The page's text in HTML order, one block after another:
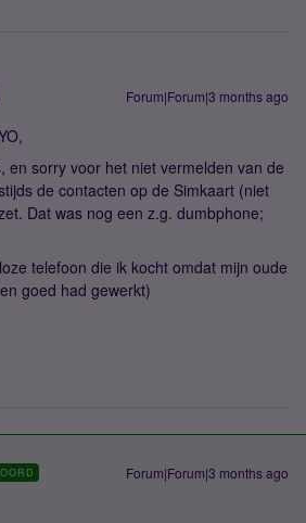
Forum|Forum|3 months ago
en sorry voor het niet vermelden van de
de contacten op de Simkaart (niet
Dat was nog een z.g. dumbphone;
telefoon die ik kocht omdat mijn oude
goed had gewerkt)
Forum|Forum|3 months ago